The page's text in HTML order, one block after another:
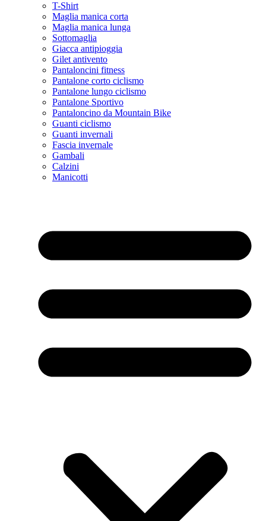
T-Shirt
Maglia manica corta
Maglia manica lunga
Sottomaglia
Giacca antipioggia
Gilet antivento
Pantaloncini fitness
Pantalone corto ciclismo
Pantalone lungo ciclismo
Pantalone Sportivo
Pantaloncino da Mountain Bike
Guanti ciclismo
Guanti invernali
Fascia invernale
Gambali
Calzini
Manicotti